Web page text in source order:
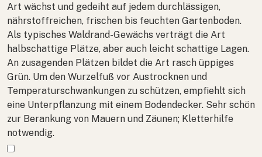
Art wächst und gedeiht auf jedem durchlässigen,
nährstoffreichen, frischen bis feuchten Gartenboden.
Als typisches Waldrand-Gewächs verträgt die Art
halbschattige Plätze, aber auch leicht schattige Lagen.
An zusagenden Plätzen bildet die Art rasch üppiges
Grün. Um den Wurzelfuß vor Austrocknen und
Temperaturschwankungen zu schützen, empfiehlt sich
eine Unterpflanzung mit einem Bodendecker. Sehr schön
zur Berankung von Mauern und Zäunen; Kletterhilfe
notwendig.
Mehr anzeigen